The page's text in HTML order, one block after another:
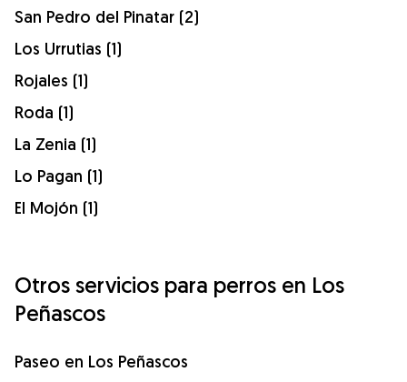
San Pedro del Pinatar (2)
Los Urrutias (1)
Rojales (1)
Roda (1)
La Zenia (1)
Lo Pagan (1)
El Mojón (1)
Otros servicios para perros en Los
Peñascos
Paseo en Los Peñascos